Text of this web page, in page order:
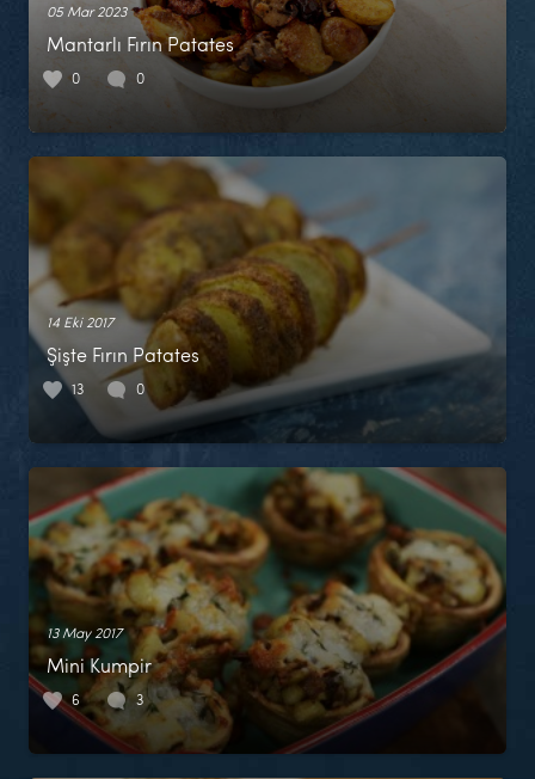
05 Mar 2023
Mantarlı Fırın Patates
0 0
14 Eki 2017
Şişte Fırın Patates
13 0
13 May 2017
Mini Kumpir
6 3